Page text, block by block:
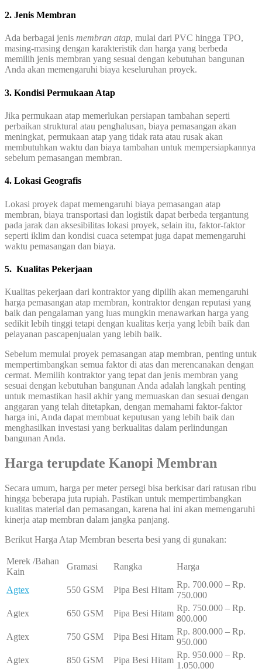
2. Jenis Membran
Ada berbagai jenis membran atap, mulai dari PVC hingga TPO,
masing-masing dengan karakteristik dan harga yang berbeda
memilih jenis membran yang sesuai dengan kebutuhan bangunan
Anda akan memengaruhi biaya keseluruhan proyek.
3. Kondisi Permukaan Atap
Jika permukaan atap memerlukan persiapan tambahan seperti
perbaikan struktural atau penghalusan, biaya pemasangan akan
meningkat, permukaan atap yang tidak rata atau rusak akan
membutuhkan waktu dan biaya tambahan untuk mempersiapkannya
sebelum pemasangan membran.
4. Lokasi Geografis
Lokasi proyek dapat memengaruhi biaya pemasangan atap
membran, biaya transportasi dan logistik dapat berbeda tergantung
pada jarak dan aksesibilitas lokasi proyek, selain itu, faktor-faktor
seperti iklim dan kondisi cuaca setempat juga dapat memengaruhi
waktu pemasangan dan biaya.
5. Kualitas Pekerjaan
Kualitas pekerjaan dari kontraktor yang dipilih akan memengaruhi
harga pemasangan atap membran, kontraktor dengan reputasi yang
baik dan pengalaman yang luas mungkin menawarkan harga yang
sedikit lebih tinggi tetapi dengan kualitas kerja yang lebih baik dan
pelayanan pascapenjualan yang lebih baik.
Sebelum memulai proyek pemasangan atap membran, penting untuk
mempertimbangkan semua faktor di atas dan merencanakan dengan
cermat. Memilih kontraktor yang tepat dan jenis membran yang
sesuai dengan kebutuhan bangunan Anda adalah langkah penting
untuk memastikan hasil akhir yang memuaskan dan sesuai dengan
anggaran yang telah ditetapkan, dengan memahami faktor-faktor
harga ini, Anda dapat membuat keputusan yang lebih baik dan
menghasilkan investasi yang berkualitas dalam perlindungan
bangunan Anda.
Harga terupdate Kanopi Membran
Secara umum, harga per meter persegi bisa berkisar dari ratusan ribu
hingga beberapa juta rupiah. Pastikan untuk mempertimbangkan
kualitas material dan pemasangan, karena hal ini akan memengaruhi
kinerja atap membran dalam jangka panjang.
Berikut Harga Atap Membran beserta besi yang di gunakan:
Merek /Bahan
Kain
Gramasi Rangka Harga
Agtex 550 GSM Pipa Besi Hitam
Rp. 700.000 – Rp.
750.000
Agtex
650 GSM Pipa Besi Hitam
Rp. 750.000 – Rp.
800.000
Agtex
750 GSM Pipa Besi Hitam
Rp. 800.000 – Rp.
950.000
Agtex
850 GSM Pipa Besi Hitam
Rp. 950.000 – Rp.
1.050.000